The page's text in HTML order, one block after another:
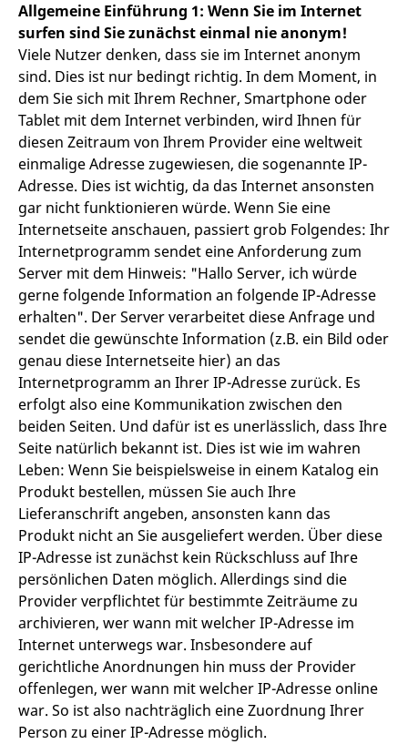
Allgemeine Einführung 1: Wenn Sie im Internet
surfen sind Sie zunächst einmal nie anonym!
Viele Nutzer denken, dass sie im Internet anonym
sind. Dies ist nur bedingt richtig. In dem Moment, in
dem Sie sich mit Ihrem Rechner, Smartphone oder
Tablet mit dem Internet verbinden, wird Ihnen für
diesen Zeitraum von Ihrem Provider eine weltweit
einmalige Adresse zugewiesen, die sogenannte IP-
Adresse. Dies ist wichtig, da das Internet ansonsten
gar nicht funktionieren würde. Wenn Sie eine
Internetseite anschauen, passiert grob Folgendes: Ihr
Internetprogramm sendet eine Anforderung zum
Server mit dem Hinweis: "Hallo Server, ich würde
gerne folgende Information an folgende IP-Adresse
erhalten". Der Server verarbeitet diese Anfrage und
sendet die gewünschte Information (z.B. ein Bild oder
genau diese Internetseite hier) an das
Internetprogramm an Ihrer IP-Adresse zurück. Es
erfolgt also eine Kommunikation zwischen den
beiden Seiten. Und dafür ist es unerlässlich, dass Ihre
Seite natürlich bekannt ist. Dies ist wie im wahren
Leben: Wenn Sie beispielsweise in einem Katalog ein
Produkt bestellen, müssen Sie auch Ihre
Lieferanschrift angeben, ansonsten kann das
Produkt nicht an Sie ausgeliefert werden. Über diese
IP-Adresse ist zunächst kein Rückschluss auf Ihre
persönlichen Daten möglich. Allerdings sind die
Provider verpflichtet für bestimmte Zeiträume zu
archivieren, wer wann mit welcher IP-Adresse im
Internet unterwegs war. Insbesondere auf
gerichtliche Anordnungen hin muss der Provider
offenlegen, wer wann mit welcher IP-Adresse online
war. So ist also nachträglich eine Zuordnung Ihrer
Person zu einer IP-Adresse möglich.